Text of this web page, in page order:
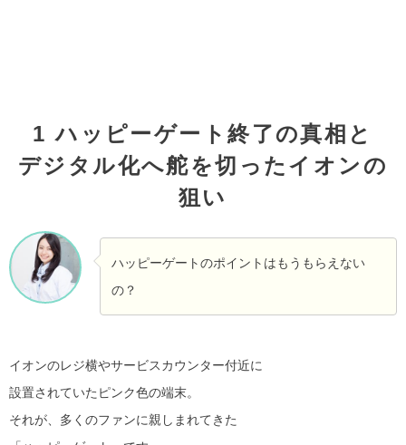
1 ハッピーゲート終了の真相と
デジタル化へ舵を切ったイオンの
狙い
ハッピーゲートのポイントはもうもらえない
の？
イオンのレジ横やサービスカウンター付近に
設置されていたピンク色の端末。
それが、多くのファンに親しまれてきた